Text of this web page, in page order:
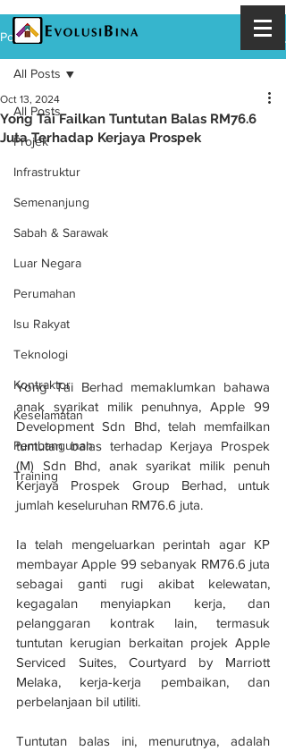
Post
All Posts
Projek
Infrastruktur
Semenanjung
Sabah & Sarawak
Luar Negara
Perumahan
Isu Rakyat
Teknologi
Kontraktor
Keselamatan
Pembangunan
Training
All Posts
Yong Tai Failkan Tuntutan Balas RM76.6
Juta Terhadap Kerjaya Prospek
Oct 13, 2024
Yong Tai Berhad memaklumkan bahawa
anak syarikat milik penuhnya, Apple 99
Development Sdn Bhd, telah memfailkan
tuntutan balas terhadap Kerjaya Prospek
(M) Sdn Bhd, anak syarikat milik penuh
Kerjaya Prospek Group Berhad, untuk
jumlah keseluruhan RM76.6 juta.
Ia telah mengeluarkan perintah agar KP
membayar Apple 99 sebanyak RM76.6 juta
sebagai ganti rugi akibat kelewatan,
kegagalan menyiapkan kerja, dan
pelanggaran kontrak lain, termasuk
tuntutan kerugian berkaitan projek Apple
Serviced Suites, Courtyard by Marriott
Melaka, kerja-kerja pembaikan, dan
perbelanjaan bil utiliti.
Tuntutan balas ini, menurutnya, adalah